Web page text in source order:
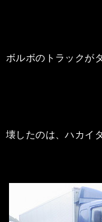
ボルボのトラックが
壊したのは、ハカイ